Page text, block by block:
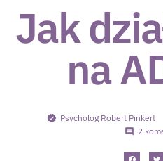
Jak
na
Psycholog Robert Pinkert
2